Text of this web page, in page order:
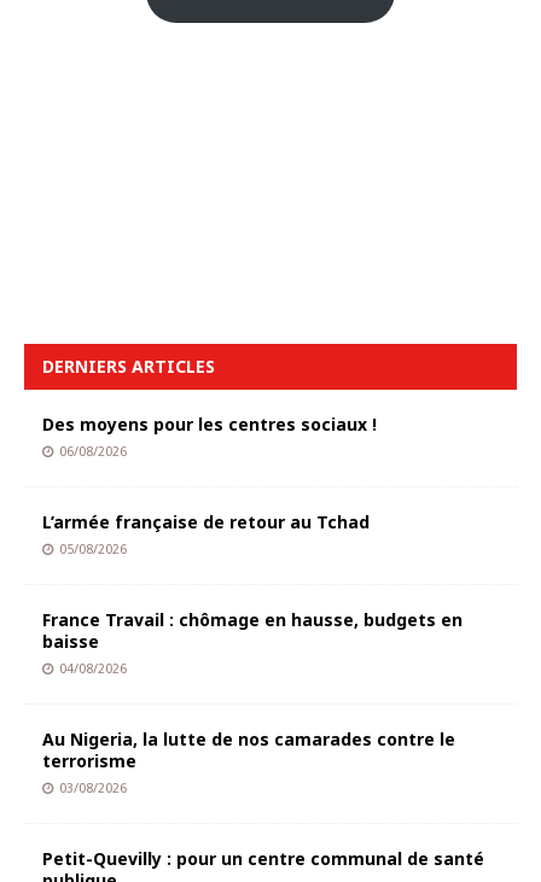
DERNIERS ARTICLES
Des moyens pour les centres sociaux !
06/08/2026
L’armée française de retour au Tchad
05/08/2026
France Travail : chômage en hausse, budgets en
baisse
04/08/2026
Au Nigeria, la lutte de nos camarades contre le
terrorisme
03/08/2026
Petit-Quevilly : pour un centre communal de santé